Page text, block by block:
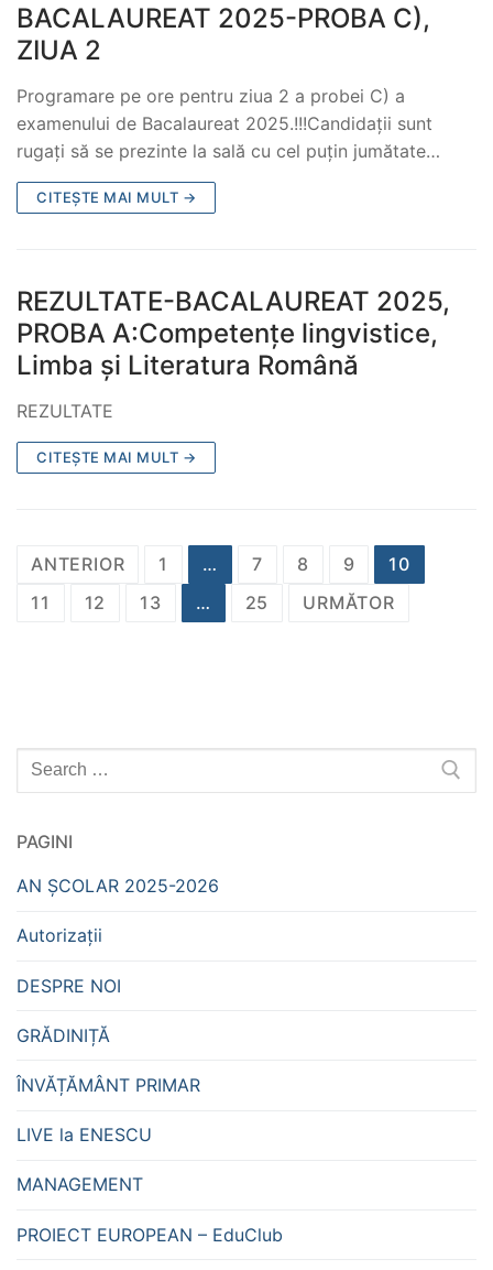
BACALAUREAT 2025-PROBA C),
ZIUA 2
Programare pe ore pentru ziua 2 a probei C) a
examenului de Bacalaureat 2025.!!!Candidații sunt
rugați să se prezinte la sală cu cel puțin jumătate…
CITEȘTE MAI MULT →
REZULTATE-BACALAUREAT 2025,
PROBA A:Competențe lingvistice,
Limba și Literatura Română
REZULTATE
CITEȘTE MAI MULT →
Navigare
în
ANTERIOR 1 … 7 8 9
10
11
12 13 … 25 URMĂTOR
Caută
după:
PAGINI
AN ȘCOLAR 2025-2026
Autorizații
DESPRE NOI
GRĂDINIȚĂ
ÎNVĂȚĂMÂNT PRIMAR
LIVE la ENESCU
MANAGEMENT
PROIECT EUROPEAN – EduClub